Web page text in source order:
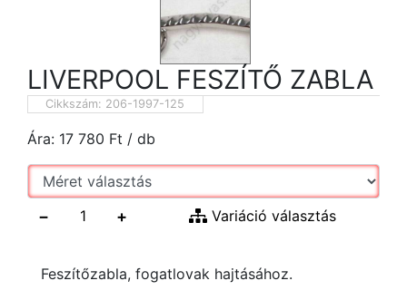
LIVERPOOL FESZÍTŐ ZABLA
Cikkszám: 206-1997-125
Ára: 17 780 Ft / db
− + Variáció választás
Feszítőzabla, fogatlovak hajtásához.